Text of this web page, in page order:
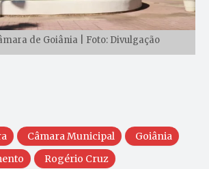
de Goiânia | Foto: Divulgação
Câmara Municipal
Goiânia
Rogério Cruz